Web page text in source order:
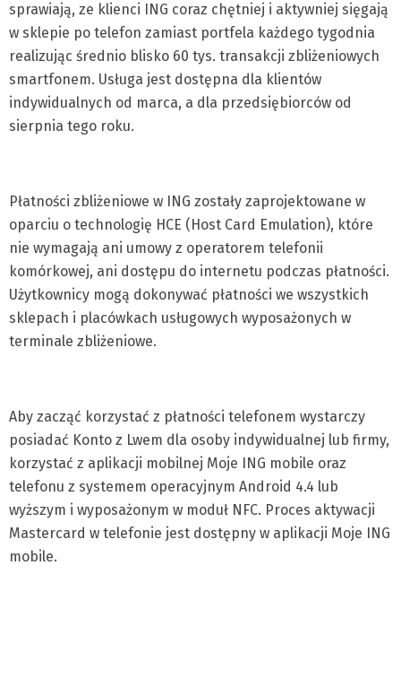
sprawiają, ze klienci ING coraz chętniej i aktywniej sięgają
w sklepie po telefon zamiast portfela każdego tygodnia
realizując średnio blisko 60 tys. transakcji zbliżeniowych
smartfonem. Usługa jest dostępna dla klientów
indywidualnych od marca, a dla przedsiębiorców od
sierpnia tego roku.
Płatności zbliżeniowe w ING zostały zaprojektowane w
oparciu o technologię HCE (Host Card Emulation), które
nie wymagają ani umowy z operatorem telefonii
komórkowej, ani dostępu do internetu podczas płatności.
Użytkownicy mogą dokonywać płatności we wszystkich
sklepach i placówkach usługowych wyposażonych w
terminale zbliżeniowe.
Aby zacząć korzystać z płatności telefonem wystarczy
posiadać Konto z Lwem dla osoby indywidualnej lub firmy,
korzystać z aplikacji mobilnej Moje ING mobile oraz
telefonu z systemem operacyjnym Android 4.4 lub
wyższym i wyposażonym w moduł NFC. Proces aktywacji
Mastercard w telefonie jest dostępny w aplikacji Moje ING
mobile.